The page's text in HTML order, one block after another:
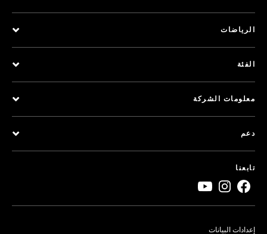
الرياضات
الفئة
معلومات الشركة
دعم
تابعنا
إعدادات البيانات